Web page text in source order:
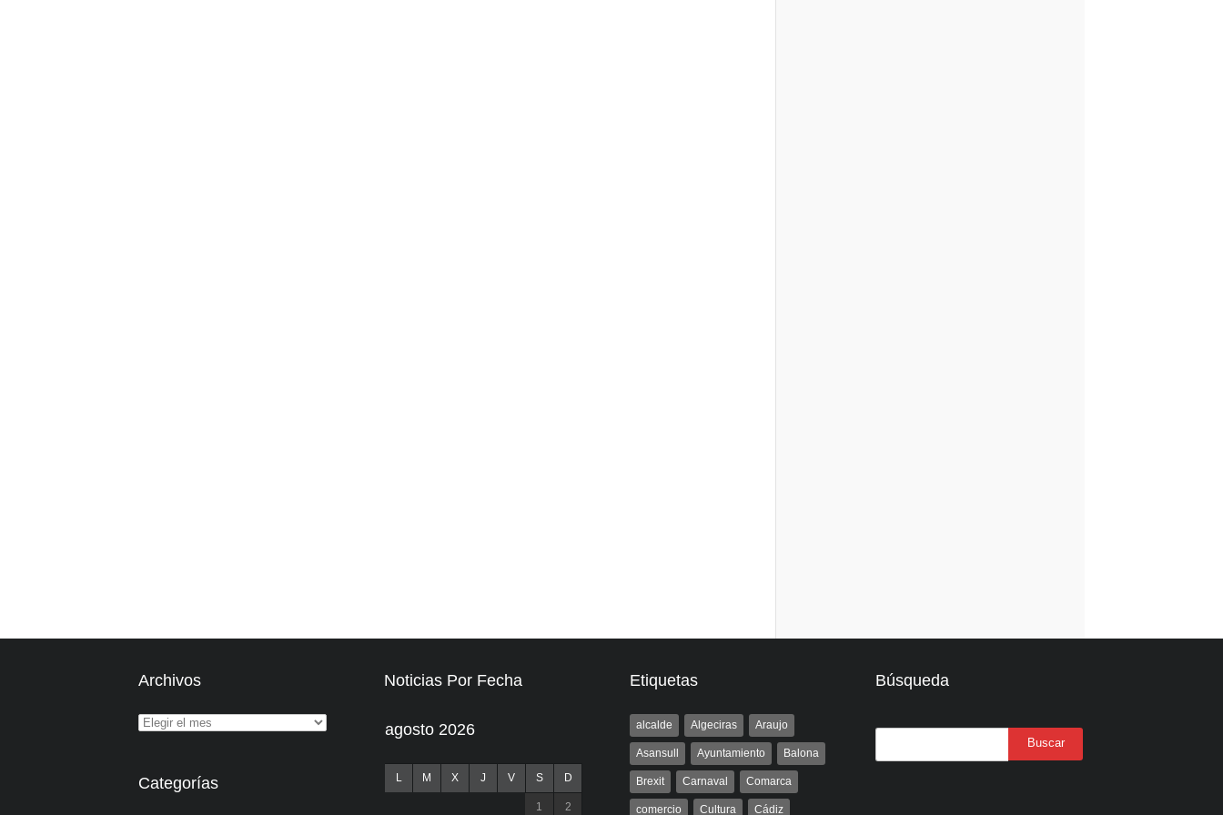
Archivos
Categorías
Noticias Por Fecha
agosto 2026
L M X J V S D
1 2
Etiquetas
alcalde Algeciras Araujo
Asansull Ayuntamiento Balona
Brexit Carnaval Comarca
comercio Cultura Cádiz
Búsqueda